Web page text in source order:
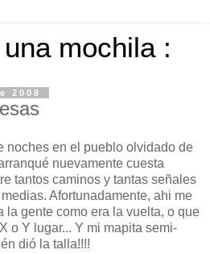
mochila :
2008
noches en el pueblo olvidado de
nuevamente cuesta
tantos caminos y tantas señales
Afortunadamente, ahi me
la gente como era la vuelta, o que
o Y lugar... Y mi mapita semi-
dió la talla!!!!